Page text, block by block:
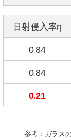
日射侵入率η
0.84
0.84
0.21
参考：ガラス